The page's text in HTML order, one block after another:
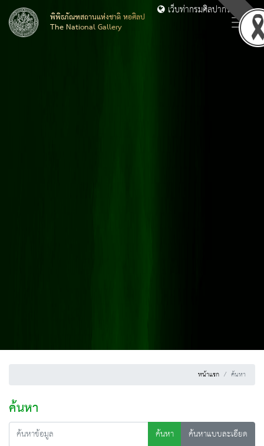
พิพิธภัณฑสถานแห่งชาติ หอศิลป
The National Gallery
เว็บท่ากรมศิลปากร
หน้าแรก ค้นหา
ค้นหา
ค้นหา
ค้นหาแบบละเอียด